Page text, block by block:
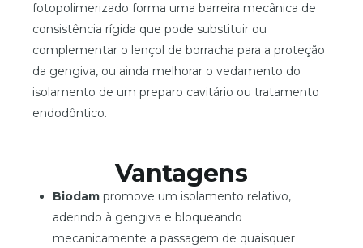
fotopolimerizado forma uma barreira mecânica de
consistência rígida que pode substituir ou
complementar o lençol de borracha para a proteção
da gengiva, ou ainda melhorar o vedamento do
isolamento de um preparo cavitário ou tratamento
endodôntico.
Vantagens
Biodam promove um isolamento relativo,
aderindo à gengiva e bloqueando
mecanicamente a passagem de quaisquer